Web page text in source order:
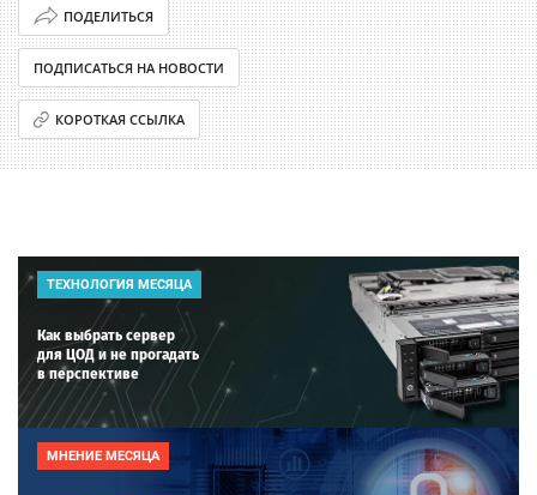
ПОДЕЛИТЬСЯ
ПОДПИСАТЬСЯ НА НОВОСТИ
КОРОТКАЯ ССЫЛКА
ТЕХНОЛОГИЯ МЕСЯЦА
Как выбрать сервер
для ЦОД и не прогадать
в перспективе
МНЕНИЕ МЕСЯЦА